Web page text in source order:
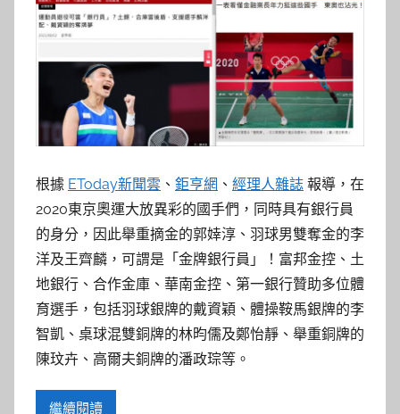
根據 EToday新聞雲 、 鉅亨網 、 經理人雜誌 報導，在
2020東京奧運大放異彩的國手們，同時具有銀行員
的身分，因此舉重摘金的郭婞淳、羽球男雙奪金的李
洋及王齊麟，可謂是「金牌銀行員」！富邦金控、土
地銀行、合作金庫、華南金控、第一銀行贊助多位體
育選手，包括羽球銀牌的戴資穎、體操鞍馬銀牌的李
智凱、桌球混雙銅牌的林昀儒及鄭怡靜、舉重銅牌的
陳玟卉、高爾夫銅牌的潘政琮等。
繼續閱讀